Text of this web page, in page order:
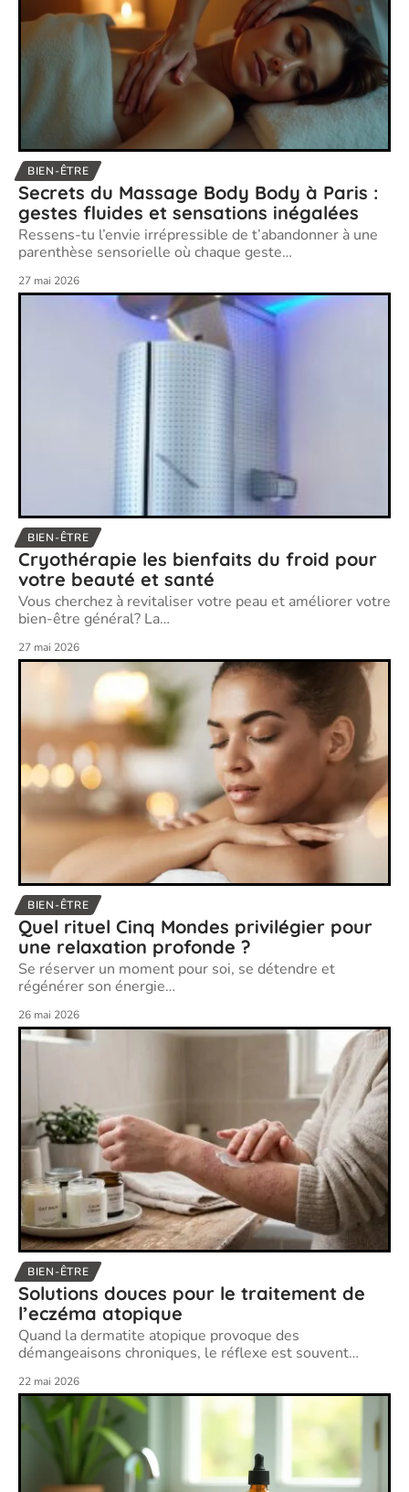
BIEN-ÊTRE
Secrets du Massage Body Body à Paris :
gestes fluides et sensations inégalées
Ressens-tu l’envie irrépressible de t’abandonner à une
parenthèse sensorielle où chaque geste…
27 mai 2026
BIEN-ÊTRE
Cryothérapie les bienfaits du froid pour
votre beauté et santé
Vous cherchez à revitaliser votre peau et améliorer votre
bien-être général? La…
27 mai 2026
BIEN-ÊTRE
Quel rituel Cinq Mondes privilégier pour
une relaxation profonde ?
Se réserver un moment pour soi, se détendre et
régénérer son énergie…
26 mai 2026
BIEN-ÊTRE
Solutions douces pour le traitement de
l’eczéma atopique
Quand la dermatite atopique provoque des
démangeaisons chroniques, le réflexe est souvent…
22 mai 2026